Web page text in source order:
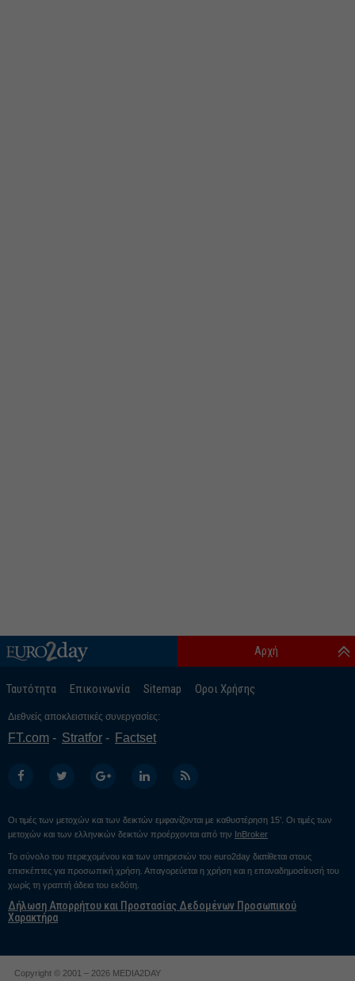
Ταυτότητα Επικοινωνία Sitemap Οροι Χρήσης
Αρχή
Διεθνείς αποκλειστικές συνεργασίες:
FT.com Stratfor Factset
Οι τιμές των μετοχών και των δεικτών εμφανίζονται με καθυστέρηση 15’. Οι τιμές των
μετοχών και των ελληνικών δεικτών προέρχονται από την InBroker
Το σύνολο του περιεχομένου και των υπηρεσιών του euro2day διατίθεται στους
επισκέπτες για προσωπική χρήση. Απαγορεύεται η χρήση και η επαναδημοσίευσή του
χωρίς τη γραπτή άδεια του εκδότη.
Δήλωση Απορρήτου και Προστασίας Δεδομένων Προσωπικού
Χαρακτήρα
Copyright © 2001 – 2026 MEDIA2DAY